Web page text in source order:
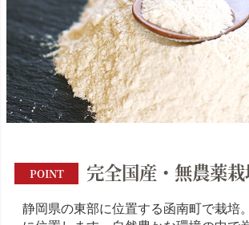
POINT 完全国産・無農薬
静岡県の東部に位置する函南町で栽培